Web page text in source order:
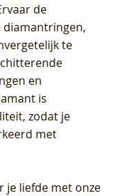
de
te
en
is
zodat je
met
je liefde met onze